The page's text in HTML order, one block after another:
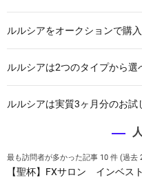
ルルシアをオークションで購
ルルシアは2つのタイプから選
ルルシアは実質3ヶ月分のお試
最も訪問者が多かった記事 10 件 (過去
【聖杯】FXサロン インベス